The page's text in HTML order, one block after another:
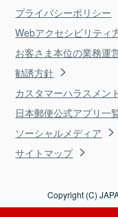
プライバシーポリシー
Webアクセシビリティ
お客さま本位の業務運
勧誘方針
カスタマーハラスメン
日本郵便公式アプリ一
ソーシャルメディア
サイトマップ
Copyright (C)